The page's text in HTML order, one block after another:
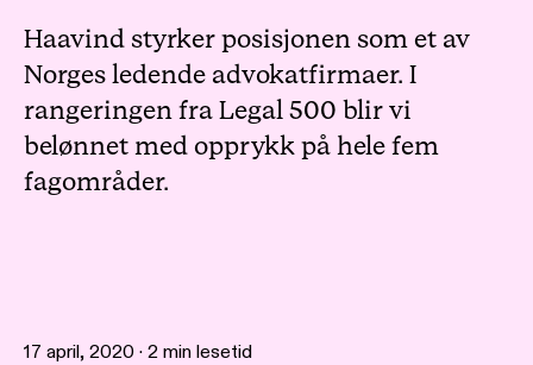
Haavind styrker posisjonen som et av
Norges ledende advokatfirmaer. I
rangeringen fra Legal 500 blir vi
belønnet med opprykk på hele fem
fagområder.
17 april, 2020 · 2 min lesetid